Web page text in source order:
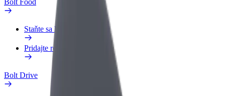
Bolt Food
Staňte sa kuriérom
Pridajte reštauráciu
Bolt Drive